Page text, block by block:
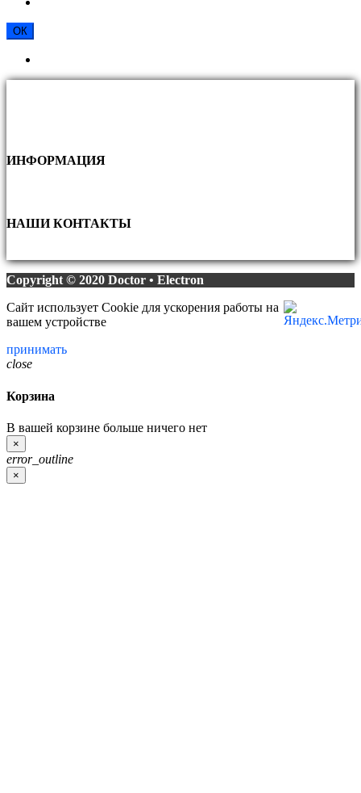
ОК
ИНФОРМАЦИЯ
НАШИ КОНТАКТЫ
Copyright © 2020 Doctor • Electron
Сайт использует Cookie для ускорения работы на
вашем устройстве
принимать
close
Корзина
В вашей корзине больше ничего нет
×
error_outline
×